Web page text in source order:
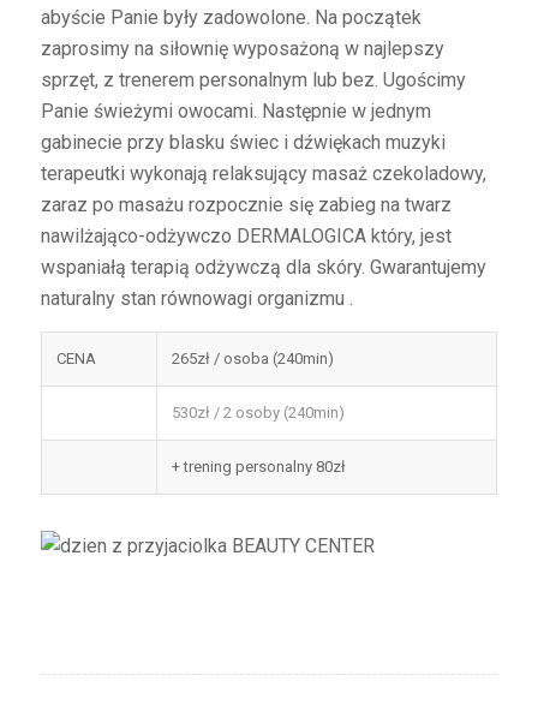
abyście Panie były zadowolone. Na początek
zaprosimy na siłownię wyposażoną w najlepszy
sprzęt, z trenerem personalnym lub bez. Ugościmy
Panie świeżymi owocami. Następnie w jednym
gabinecie przy blasku świec i dźwiękach muzyki
terapeutki wykonają relaksujący masaż czekoladowy,
zaraz po masażu rozpocznie się zabieg na twarz
nawilżająco-odżywczo DERMALOGICA który, jest
wspaniałą terapią odżywczą dla skóry. Gwarantujemy
naturalny stan równowagi organizmu .
CENA 265zł / osoba (240min)
530zł / 2 osoby (240min)
+ trening personalny 80zł